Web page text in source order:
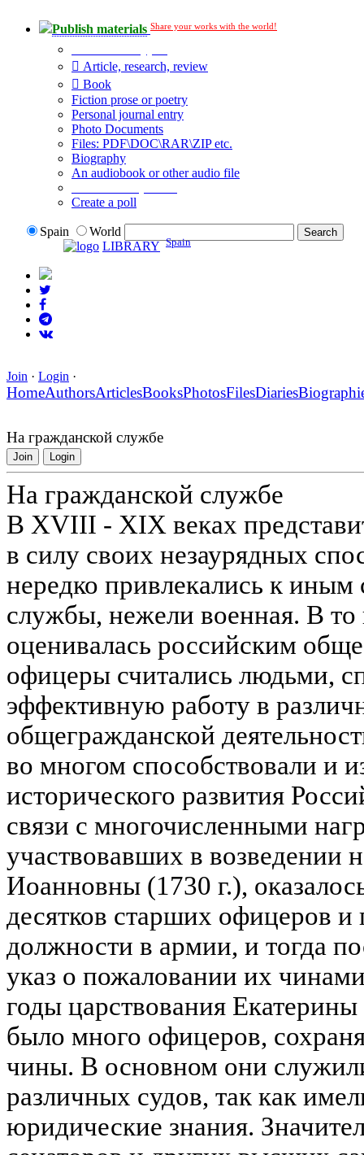
Publish materials Share your works with the world!
Article, research, review
Book
Fiction prose or poetry
Personal journal entry
Photo Documents
Files: PDF\DOC\RAR\ZIP etc.
Biography
An audiobook or other audio file
Create a poll
Spain
World
LIBRARY Spain
Join · Login ·
HomeAuthorsArticlesBooksPhotosFilesDiaries
На гражданской службе
Join Login
На гражданской службе
В XVIII - XIX веках
в силу своих незаурядных
нередко привлекались к иным
службы, нежели военная. В то
оценивалась российским
офицеры считались людьми,
эффективную работу в
общегражданской
во многом способствовали и
исторического развития
связи с многочисленными
участвовавших в возведении
Иоанновны (1730 г.),
десятков старших офицеров и
должности в армии, и тогда
указ о пожаловании их
годы царствования
было много офицеров,
чины. В основном они
различных судов, так как
юридические знания.